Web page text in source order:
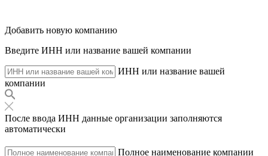
Добавить новую компанию
Введите ИНН или название вашей компании
ИНН или название вашей
компании
После ввода ИНН данные организации заполняются
автоматически
Полное наименование компании